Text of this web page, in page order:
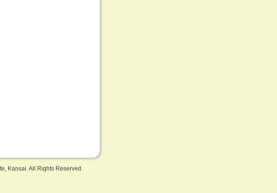
Kansai. All Rights Reserved